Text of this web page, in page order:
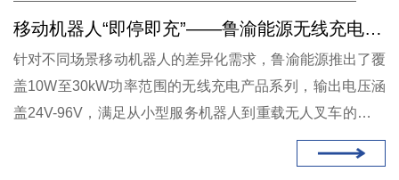
移动机器人“即停即充”——鲁渝能源无线充电全场景方案解析
针对不同场景移动机器人的差异化需求，鲁渝能源推出了覆
盖10W至30kW功率范围的无线充电产品系列，输出电压涵
盖24V-96V，满足从小型服务机器人到重载无人叉车的多样